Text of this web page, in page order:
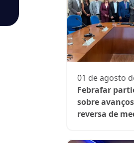
01 de agosto
Febrafar
sobre
reversa de